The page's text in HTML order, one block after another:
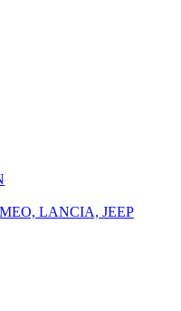
LANCIA, JEEP